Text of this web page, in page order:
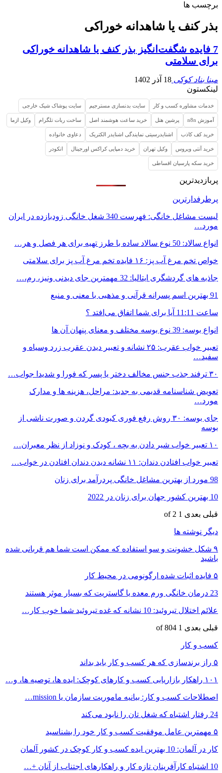
برچسب ها
بذر کنف یا شاهدانه خوراکی
7 فایده شگفت‌انگیز بذر کنف یا شاهدانه خوراکی
برای سلامتی
مینا بناد کوکی 18 آذر 1402
لینکستون
خدمات مشاوره کسب و کار سایت بدنسازی مسترجیم سایت پوشاک شیک خارجی
آموزش n8n پرشین هتل خرید ساعت هوشمند اصل ساخت ربات تلگرام وکیل ازما
خرید کف کاذب اشنایدرسیتی نمایندگی اشنایدر الکتریک دعاوی خانواده
خرید آنتی ویروس وکیل تهران خرید دمپایی کراکس اورجینال انکودر
خرید سکه پارسیان اقساطی
پربازدیدترین
پرطرفدارترین
لیست مشاغل خانگی: فهرست 340 شغل خانگی زودبازده در ایران
مورد…
انواع سالاد: 50 نوع سالاد ساده با طرز تهیه برای هر فصل و هر…
خواص تخم مرغ آب پز: ۱۶ فایده تخم مرغ آب پز برای سلامتی
جاذبه های گردشگری ایتالیا: 32 مهمترین جای دیدنی ونیز، رم،…
91 بهترین اسم پسرانه قرآنی و مذهبی با معنی و منبع
ساعت 11:11 آیا برای شما اتفاق می‌افتد ؟
انواع بوسه: 39 نوع بوسه مختلف و معنای پنهان آن ها
تعبیر خواب عقرب: ۲۵ نشانه و تعبیر دیدن عقرب زرد وسیاه و
سفید…
۳۰ ترفند جذب جنس مخالف دختر یا پسر که فورا و شدیدا جواب…
تعویض شناسنامه قدیمی به جدید: مراحل، هزینه ها و مدارک
مورد…
جای بوسه: ۳۰ روش رفع فوری کبودی گردن و صورت ناشی از
بوسه
۱۰ تعبیر خواب شیر دادن به بچه ، کودک و نوزاد از نظر معبران…
تعبیر خواب افتادن دندان: ۱۱ نشانه دیدن دندان افتادن در خواب…
98 مورد از بهترین مشاغل خانگی پردرآمد برای زنان
10 بهترین کشور جهان برای زنان در 2022
قبلی بعدی 1 of 2
دیگر نوشته ها
۹ شکل خشونت و سو استفاده که ممکن است شما هم قربانی شده
باشید
۵ فایده اثبات شده ارگونومی در محیط کار
23 درمان خانگی ورم معده یا گاستریت که بسیار موثر هستند
علائم اختلال تیروئید: 10 نشانه که غده تیروئید شما خوب کار…
قبلی بعدی 1 of 804
کسب و کار
۵ راز برندسازی که هر کسب و کار باید بداند
۱۰۱ راهکار بازاریابی کسب و کارهای کوچک: ایده ها، توصیه ها، و…
اصطلاحات کسب و کار: بیانیه ماموریت سازمان یا mission…
24 رفتار اشتباه که شغل تان را نابود می‌کند
۵ مهمترین عامل موفقیت کسب و کار خود را بشناسید
کار در آلمان: 10 بهترین ایده کسب و کار کوچک در کشور آلمان
10 اشتباه کارآفرینان تازه کار و راهکارهای اجتناب از آنان +…